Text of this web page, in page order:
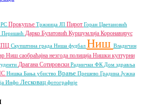
Прокупље Тржница ЈП Пирот Горан Цветановић
Перишић Дарко Булатовић Куршумлија Коронавирус
Скупштина града Ниша фудбал Ниш Владичин
Ниш саобраћајна незгода полиција Нишки културни
Драгана Сотировски Раднички ФК Дом здравља
Нишка Бања убиство Врање Прешево Градина Јужна
Инфо Лесковац фотографије